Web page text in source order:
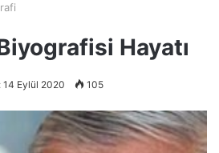
Hayatı
14 Eylül 2020 105